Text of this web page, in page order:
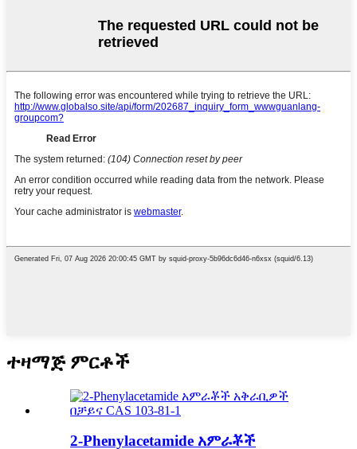
ተዛማጅ ምርቶች
2-Phenylacetamide አምራቾች